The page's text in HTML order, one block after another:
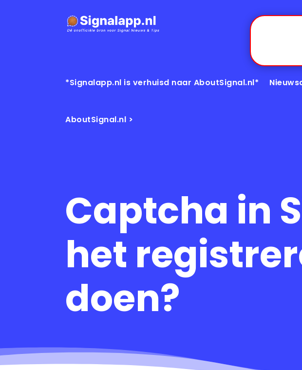
*Signalapp.nl is verhuisd naar AboutSignal.nl*
AboutSignal.nl >
Captcha in
het
doen?